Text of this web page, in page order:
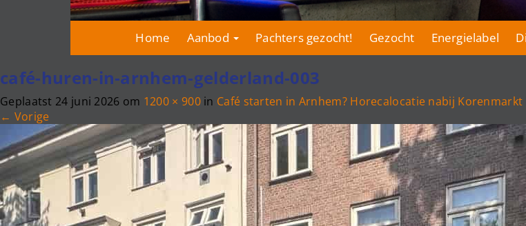
Home Aanbod Pachters gezocht! Gezocht Energielabel
café-huren-in-arnhem-gelderland-003
Geplaatst 24 juni 2026 om 1200 × 900in Café starten in Arnhem? Horecalocatie nabij
← Vorige